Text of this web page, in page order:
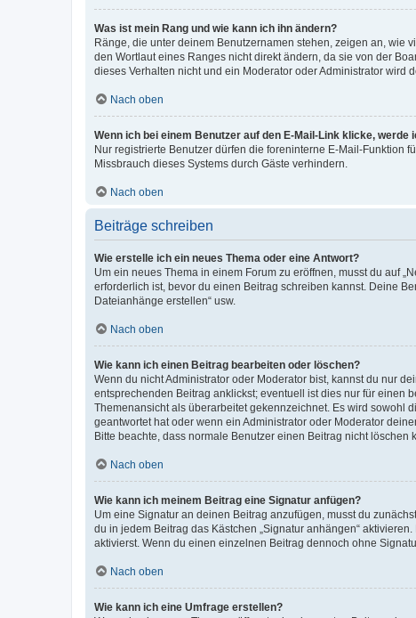
Was ist mein Rang und wie kann ich ihn ändern?
Ränge, die unter deinem Benutzernamen stehen, zeigen an, wie
den Wortlaut eines Ranges nicht direkt ändern, da sie von der
dieses Verhalten nicht und ein Moderator oder Administrator wird
Nach oben
Wenn ich bei einem Benutzer auf den E-Mail-Link klicke,
Nur registrierte Benutzer dürfen die foreninterne E-Mail-Funktion
Missbrauch dieses Systems durch Gäste verhindern.
Nach oben
Beiträge schreiben
Wie erstelle ich ein neues Thema oder eine Antwort?
Um ein neues Thema in einem Forum zu eröffnen, musst du auf
erforderlich ist, bevor du einen Beitrag schreiben kannst. Deine
Dateianhänge erstellen“ usw.
Nach oben
Wie kann ich einen Beitrag bearbeiten oder löschen?
Wenn du nicht Administrator oder Moderator bist, kannst du nur
entsprechenden Beitrag anklickst; eventuell ist dies nur für einen
Themenansicht als überarbeitet gekennzeichnet. Es wird sowohl
geantwortet hat oder wenn ein Administrator oder Moderator
Bitte beachte, dass normale Benutzer einen Beitrag nicht löschen
Nach oben
Wie kann ich meinem Beitrag eine Signatur anfügen?
Um eine Signatur an deinen Beitrag anzufügen, musst du
du in jedem Beitrag das Kästchen „Signatur anhängen“
aktivierst. Wenn du einen einzelnen Beitrag dennoch ohne
Nach oben
Wie kann ich eine Umfrage erstellen?